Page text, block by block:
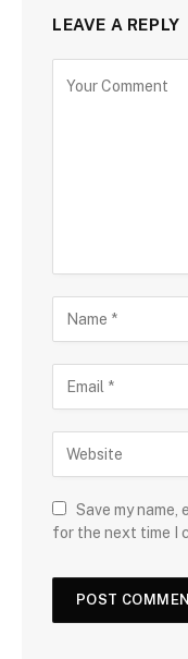
LEAVE A REPLY
Save my name,
for the next time I